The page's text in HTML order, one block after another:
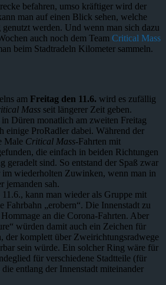
befahren, umso kräftiger wird der
man auf einen Blick sehen, welche
werden. Und wenn man sich dazu
auch noch dem Team Critical Mass
beim Stadtradeln Kilometer sammeln.
am Freitag den 11.6. wird es zufällig
Mass seit längerer Zeit geben.
Düren monatlich am zweiten Freitag
einige ProRadler dabei. Während der
Male Critical Mass-Fahrten mit
die einfach in beiden Richtungen
geradelt sind. So entstand der Spaß zwar
im wiederholten Zuwinken, wenn man in
jemanden sah.
kann man wieder als Gruppe mit
Fahrbahn „erobern“. Die Innenstadt zu
an die Corona-Fahrten. Aber
würden damit auch ein Zeichen für
der komplett über Zweirichtungsradwege
sein würde. Ein solcher Ring wäre für
für verschiedene Stadtteile (für
entlang der Innenstadt miteinander